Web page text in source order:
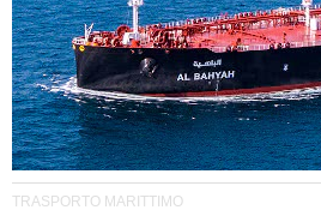
TRASPORTO MARITTIMO